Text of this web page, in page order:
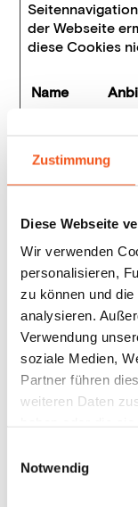
Zustimmung
Diese Webseite
Wir verwenden
personalisieren,
zu können und
analysieren.
Verwendung
soziale Medien,
Partner führen
weiteren Daten
Notwendig
der Webseite
diese Cookies
Name
kirby_sess
ion
ola-
e.it
MailChim
pPopup
ola-
e.it
Präferenz-